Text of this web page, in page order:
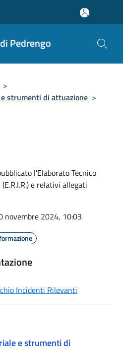
Pedrengo
>
strumenti di attuazione >
l'Elaborato Tecnico
e relativi allegati
novembre 2024, 10:03
Incidenti Rilevanti
e strumenti di